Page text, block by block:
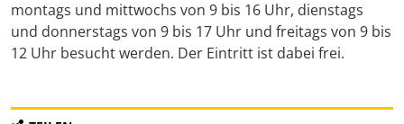
montags und mittwochs von 9 bis 16 Uhr, dienstags
und donnerstags von 9 bis 17 Uhr und freitags von 9 bis
12 Uhr besucht werden. Der Eintritt ist dabei frei.